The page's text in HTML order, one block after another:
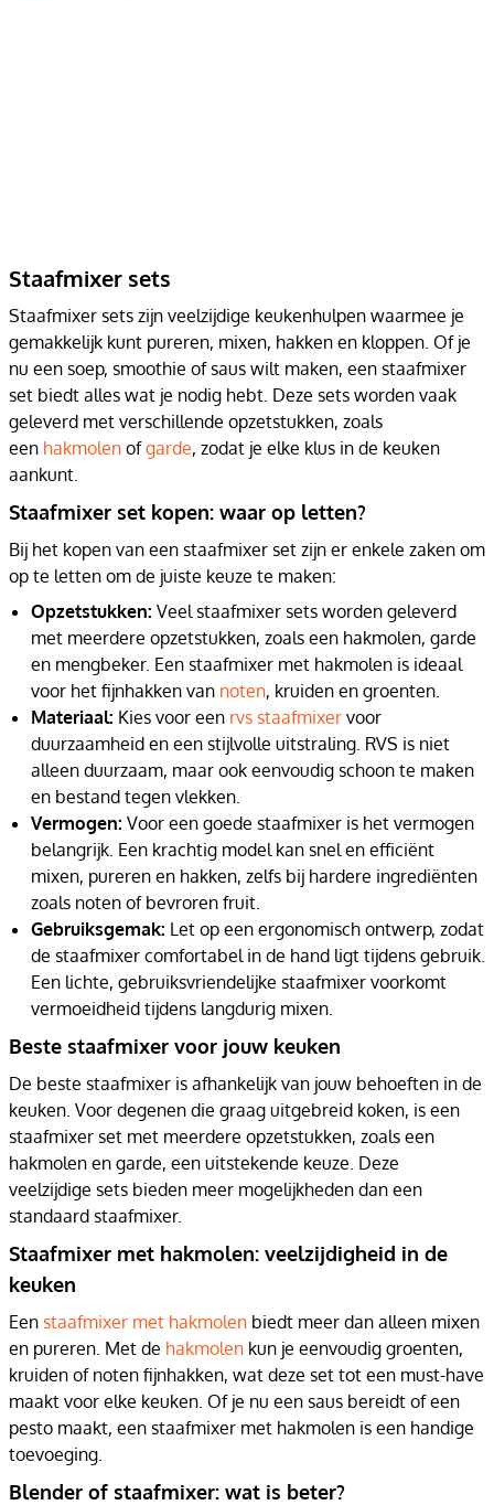
Staafmixer sets
Staafmixer sets zijn veelzijdige keukenhulpen waarmee je
gemakkelijk kunt pureren, mixen, hakken en kloppen. Of je
nu een soep, smoothie of saus wilt maken, een staafmixer
set biedt alles wat je nodig hebt. Deze sets worden vaak
geleverd met verschillende opzetstukken, zoals
een hakmolen ofgarde, zodat je elke klus in de keuken
aankunt.
Staafmixer set kopen: waar op letten?
Bij het kopen van een staafmixer set zijn er enkele zaken om
op te letten om de juiste keuze te maken:
Opzetstukken: Veel staafmixer sets worden geleverd
met meerdere opzetstukken, zoals een hakmolen, garde
en mengbeker. Een staafmixer met hakmolen is ideaal
voor het fijnhakken van noten, kruiden en groenten.
Materiaal: Kies voor een rvs staafmixer voor
duurzaamheid en een stijlvolle uitstraling. RVS is niet
alleen duurzaam, maar ook eenvoudig schoon te maken
en bestand tegen vlekken.
Vermogen: Voor een goede staafmixer is het vermogen
belangrijk. Een krachtig model kan snel en efficiënt
mixen, pureren en hakken, zelfs bij hardere ingrediënten
zoals noten of bevroren fruit.
Gebruiksgemak: Let op een ergonomisch ontwerp, zodat
de staafmixer comfortabel in de hand ligt tijdens gebruik.
Een lichte, gebruiksvriendelijke staafmixer voorkomt
vermoeidheid tijdens langdurig mixen.
Beste staafmixer voor jouw keuken
De beste staafmixer is afhankelijk van jouw behoeften in de
keuken. Voor degenen die graag uitgebreid koken, is een
staafmixer set met meerdere opzetstukken, zoals een
hakmolen en garde, een uitstekende keuze. Deze
veelzijdige sets bieden meer mogelijkheden dan een
standaard staafmixer.
Staafmixer met hakmolen: veelzijdigheid in de
keuken
Een staafmixer met hakmolen biedt meer dan alleen mixen
en pureren. Met de hakmolen kun je eenvoudig groenten,
kruiden of noten fijnhakken, wat deze set tot een must-have
maakt voor elke keuken. Of je nu een saus bereidt of een
pesto maakt, een staafmixer met hakmolen is een handige
toevoeging.
Blender of staafmixer: wat is beter?